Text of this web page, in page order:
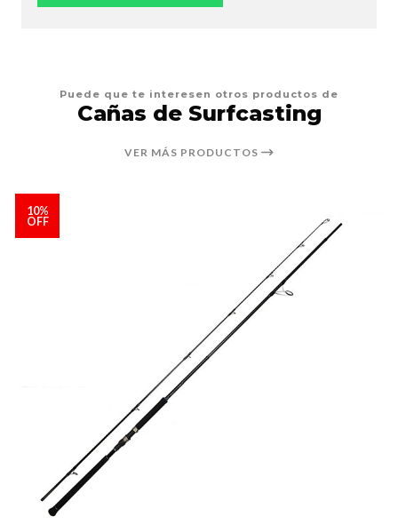
Puede que te interesen otros productos de
Cañas de Surfcasting
VER MÁS PRODUCTOS
10%
OFF